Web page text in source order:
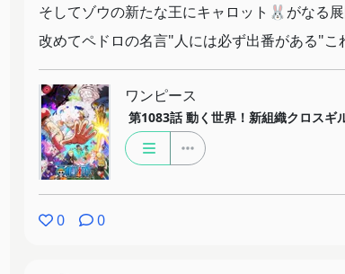
そしてゾウの新たな王にキャロット🐰がなる展
改めてペドロの名言"人には必ず出番がある"こ
ワンピース
第1083話 動く世界！新組織クロスギ
0 0